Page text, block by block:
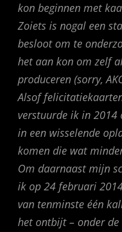
kon beginnen met
Zoiets is nogal een
besloot om te
het aan kon om zelf
produceren (sorry,
Alsof
verstuurde ik in
in een wisselende
komen die wat
Om daarnaast mijn
ik op 24 februari
van tenminste één
het ontbijt – onder